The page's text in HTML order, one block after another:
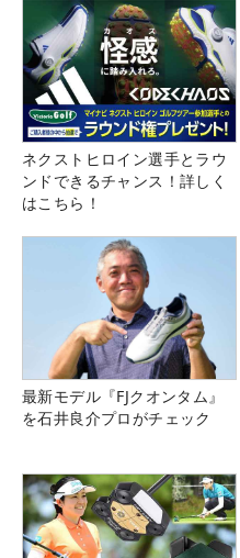
ネクストヒロイン選手とラウ
ンドできるチャンス！詳しく
はこちら！
最新モデル『FJクオンタム』
を石井良介プロがチェック